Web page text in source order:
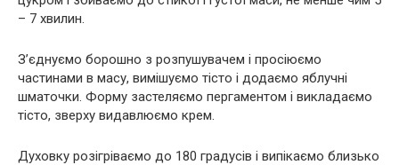
– 7 хвилин.
З’єднуємо борошно з розпушувачем і просіюємо
частинами в масу, вимішуємо тісто і додаємо яблучні
шматочки. Форму застеляємо пергаментом і викладаємо
тісто, зверху видавлюємо крем.
Духовку розігріваємо до 180 градусів і випікаємо близько